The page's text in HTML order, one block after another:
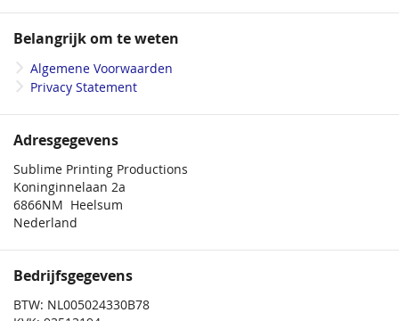
Belangrijk om te weten
Algemene Voorwaarden
Privacy Statement
Adresgegevens
Sublime Printing Productions
Koninginnelaan 2a
6866NM Heelsum
Nederland
Bedrijfsgegevens
BTW: NL005024330B78